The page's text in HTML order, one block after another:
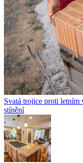
Svatá trojice proti letním
stínění